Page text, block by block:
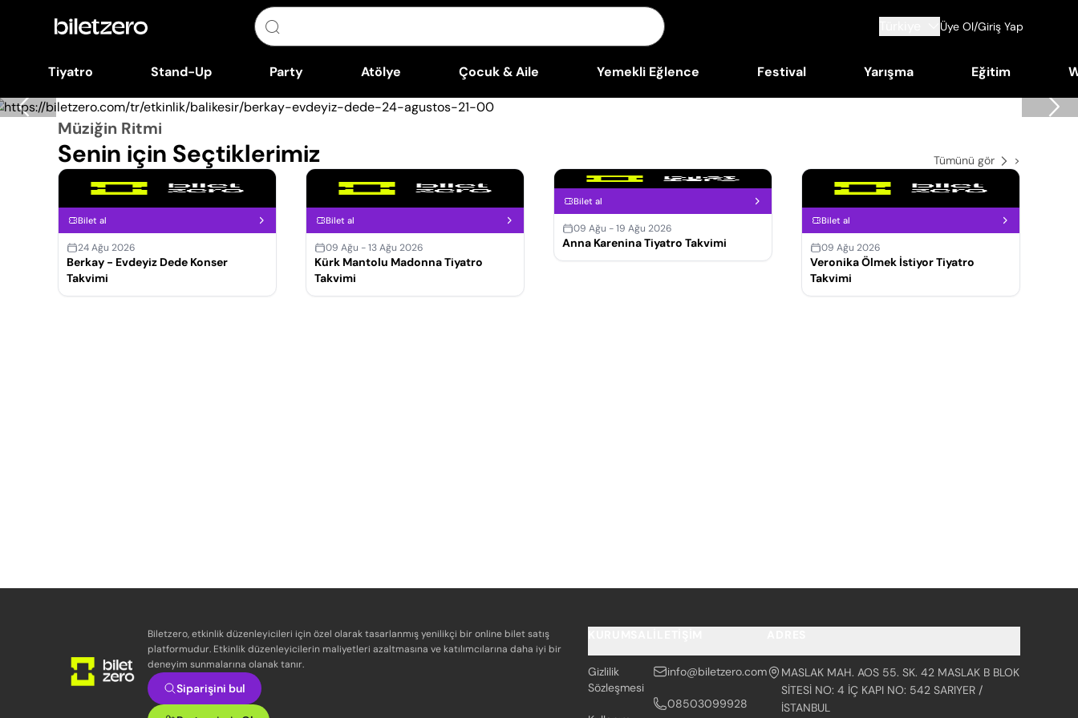
Üye Ol/Giriş Yap
Tiyatro Stand-Up Party Atölye Çocuk & Aile Yemekli Eğlence Festival Yarışma Eğitim
Müziğin Ritmi
Senin için Seçtiklerimiz Tümünü gör >
Bilet al
24 Ağu 2026
Berkay - Evdeyiz Dede Konser
Takvimi
Bilet al
09 Ağu - 13 Ağu 2026
Kürk Mantolu Madonna Tiyatro
Takvimi
Bilet al
09 Ağu - 19 Ağu 2026
Anna Karenina Tiyatro Takvimi
Bilet al
09 Ağu 2026
Veronika Ölmek İstiyor Tiyatro
Takvimi
Biletzero, etkinlik düzenleyicileri için özel olarak tasarlanmış yenilikçi bir online bilet satış
platformudur. Etkinlik düzenleyicilerin maliyetleri azaltmasına ve katılımcılarına daha iyi bir
deneyim sunmalarına olanak tanır.
Siparişini bul
Gizlilik
Sözleşmesi
info@biletzero.com
08503099928
MASLAK MAH. AOS 55. SK. 42 MASLAK B BLOK
SİTESİ NO: 4 İÇ KAPI NO: 542 SARIYER /
İSTANBUL